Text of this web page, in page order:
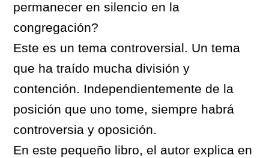
permanecer en silencio en la
congregación?
Este es un tema controversial. Un tema
que ha traído mucha división y
contención. Independientemente de la
posición que uno tome, siempre habrá
controversia y oposición.
En este pequeño libro, el autor explica en